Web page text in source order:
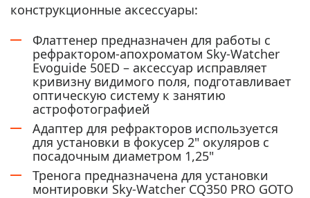
конструкционные аксессуары:
Флаттенер предназначен для работы с
рефрактором-апохроматом Sky-Watcher
Evoguide 50ED – аксессуар исправляет
кривизну видимого поля, подготавливает
оптическую систему к занятию
астрофотографией
Адаптер для рефракторов используется
для установки в фокусер 2" окуляров с
посадочным диаметром 1,25"
Тренога предназначена для установки
монтировки Sky-Watcher CQ350 PRO GOTO